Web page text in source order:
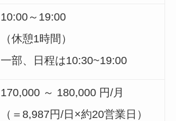
10:00～19:00
（休憩1時間）
一部、日程は10:30~19:00
170,000 ～ 180,000 円/月
（＝8,987円/日×約20営業日）